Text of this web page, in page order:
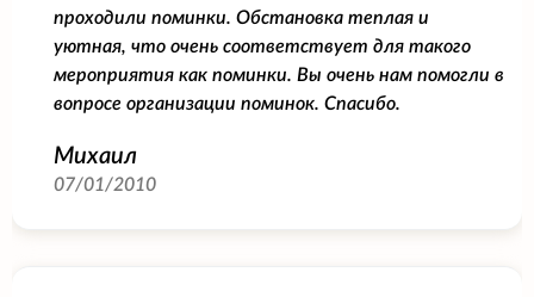
проходили поминки. Обстановка теплая и
уютная, что очень соответствует для такого
мероприятия как поминки. Вы очень нам помогли в
вопросе организации поминок. Спасибо.
Михаил
07/01/2010